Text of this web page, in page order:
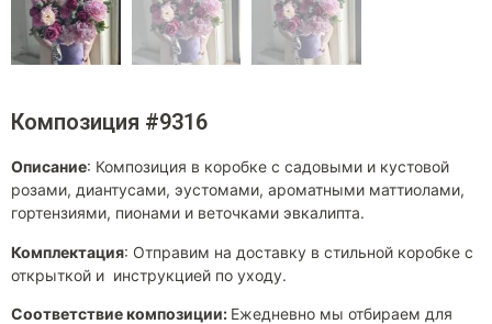
Композиция #9316
Описание: Композиция в коробке с садовыми и кустовой
розами, диантусами, эустомами, ароматными маттиолами,
гортензиями, пионами и веточками эвкалипта.
Комплектация: Отправим на доставку в стильной коробке с
открыткой и инструкцией по уходу.
Соответствие композиции: Ежедневно мы отбираем для